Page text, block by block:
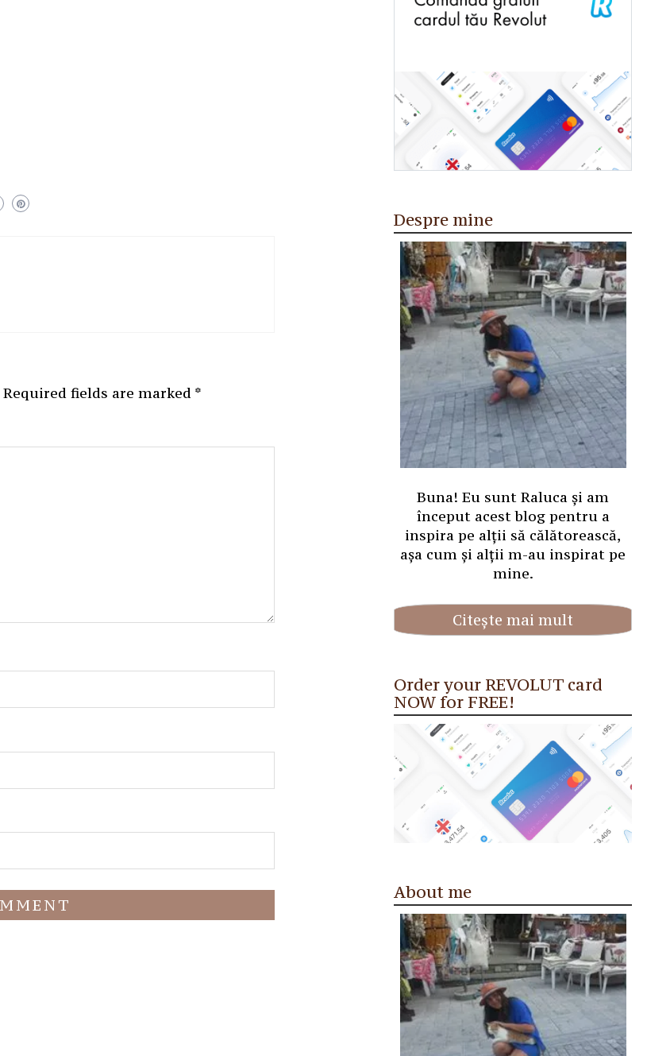
Required fields are marked *
Despre mine
Buna! Eu sunt Raluca și am
început acest blog pentru a
inspira pe alții să călătorească,
așa cum și alții m-au inspirat pe
mine.
Citește mai mult
Order your REVOLUT card
NOW for FREE!
About me